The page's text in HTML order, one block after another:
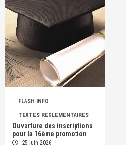
FLASH INFO
TEXTES REGLEMENTAIRES
Ouverture des inscriptions
pour la 16ème promotion
25 juin 2026